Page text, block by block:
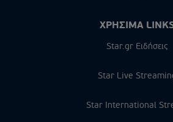
ΧΡΗΣΙΜΑ
Star.gr Ειδήσεις
Star Live
Star International